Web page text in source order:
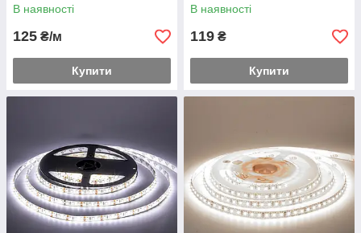
В наявності
125 ₴/м
Купити
В наявності
119 ₴
Купити